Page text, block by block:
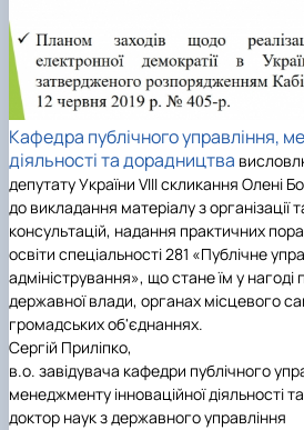
Кафедра публічного управління,
діяльності та дорадництва
депутату України VIII скликання Олені
до викладання матеріалу з організації
консультацій, надання практичних
освіти спеціальності 281 «Публічне
адміністрування», що стане їм у нагоді
державної влади, органах місцевого
громадських об'єднаннях.
Сергій Приліпко,
в.о. завідувача кафедри публічного
менеджменту інноваційної діяльності
доктор наук з державного управління